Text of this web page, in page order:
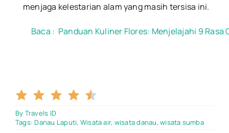
menjaga kelestarian alam yang masih tersisa ini.
Baca : Panduan Kuliner Flores: Menjelajahi 9 Rasa
4.5/5
By Travels ID
Tags:Danau Laputi, Wisata air, wisata danau,wisata sumba